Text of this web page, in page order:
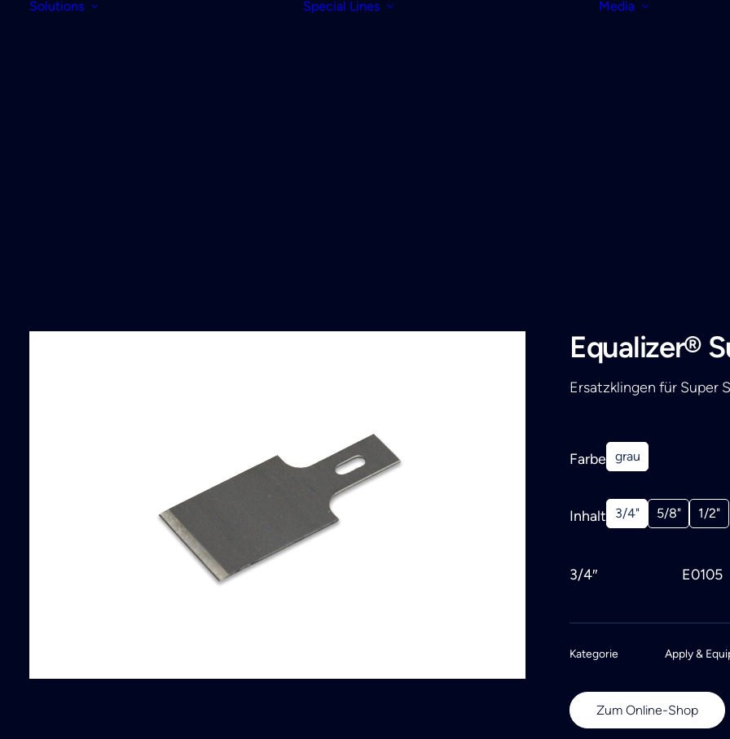
Solutions Special Lines Media
Equalizer®
Ersatzklingen für Super
Farbe grau
Inhalt 3/4" 5/8" 1/2"
3/4″ E0105
Kategorie Apply &
Zum Online-Shop